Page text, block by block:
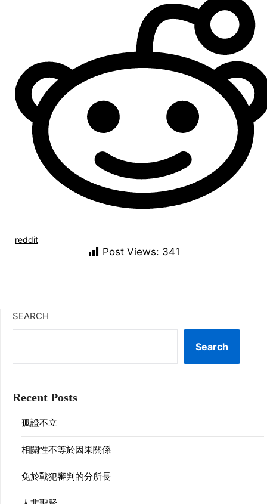
reddit
Post Views: 341
SEARCH
Search
Recent Posts
孤證不立
相關性不等於因果關係
免於戰犯審判的分所長